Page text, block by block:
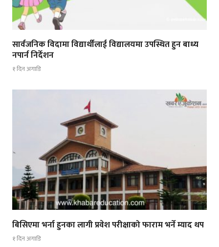
सार्वजनिक विदामा विद्यार्थीलाई विद्यालयमा उपस्थित हुन बाध्य
नपार्न निर्देशन
१ दिन अगाडि
बिसिएमा भर्ना हुनका लागी प्रवेश परीक्षाको फाराम भर्ने म्याद थप
१ दिन अगाडि